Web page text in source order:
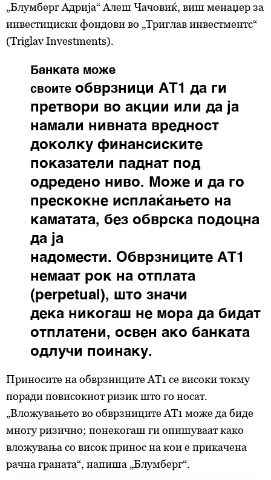
„Блумберг Адрија“ Алеш Чачовиќ, виш менаџер за
инвестициски фондови во „Триглав инвестментс“
(Triglav Investments).
Банката може
своите обврзници АТ1 да ги
претвори во акции или да ја
намали нивната вредност
доколку финансиските
показатели паднат под
одредено ниво. Може и да го
прескокне исплаќањето на
каматата, без обврска подоцна
да ја
надомести. Обврзниците АТ1
немаат рок на отплата
(perpetual), што значи
дека никогаш не мора да бидат
отплатени, освен ако банката
одлучи поинаку.
Приносите на обврзницитеАТ1 се високи токму
поради повисокиот ризик што го носат.
„Вложувањето во обврзниците АТ1 може да биде
многу ризично; понекогаш ги опишуваат како
вложувања со висок принос на кои е прикачена
рачна граната“, напиша „Блумберг“.